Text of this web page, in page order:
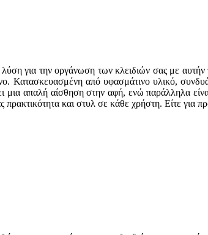
για την οργάνωση των κλειδιών σας με
Κατασκευασμένη από υφασμάτινο υλικό,
μια απαλή αίσθηση στην αφή, ενώ παράλληλα
και στυλ σε κάθε χρήστη. Είτε για